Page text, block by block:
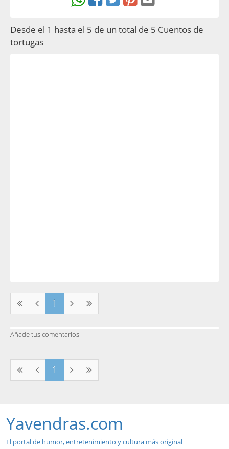
Desde el 1 hasta el 5 de un total de 5 Cuentos de
tortugas
1
Añade tus comentarios
1
Yavendras.com
El portal de humor, entretenimiento y cultura más original